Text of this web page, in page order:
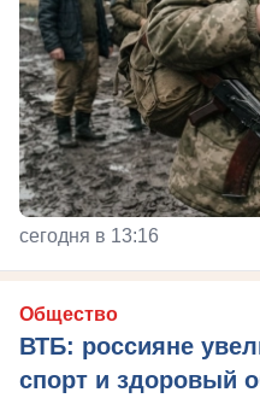
сегодня в 13:16
Общество
ВТБ: россияне
спорт и здоровый